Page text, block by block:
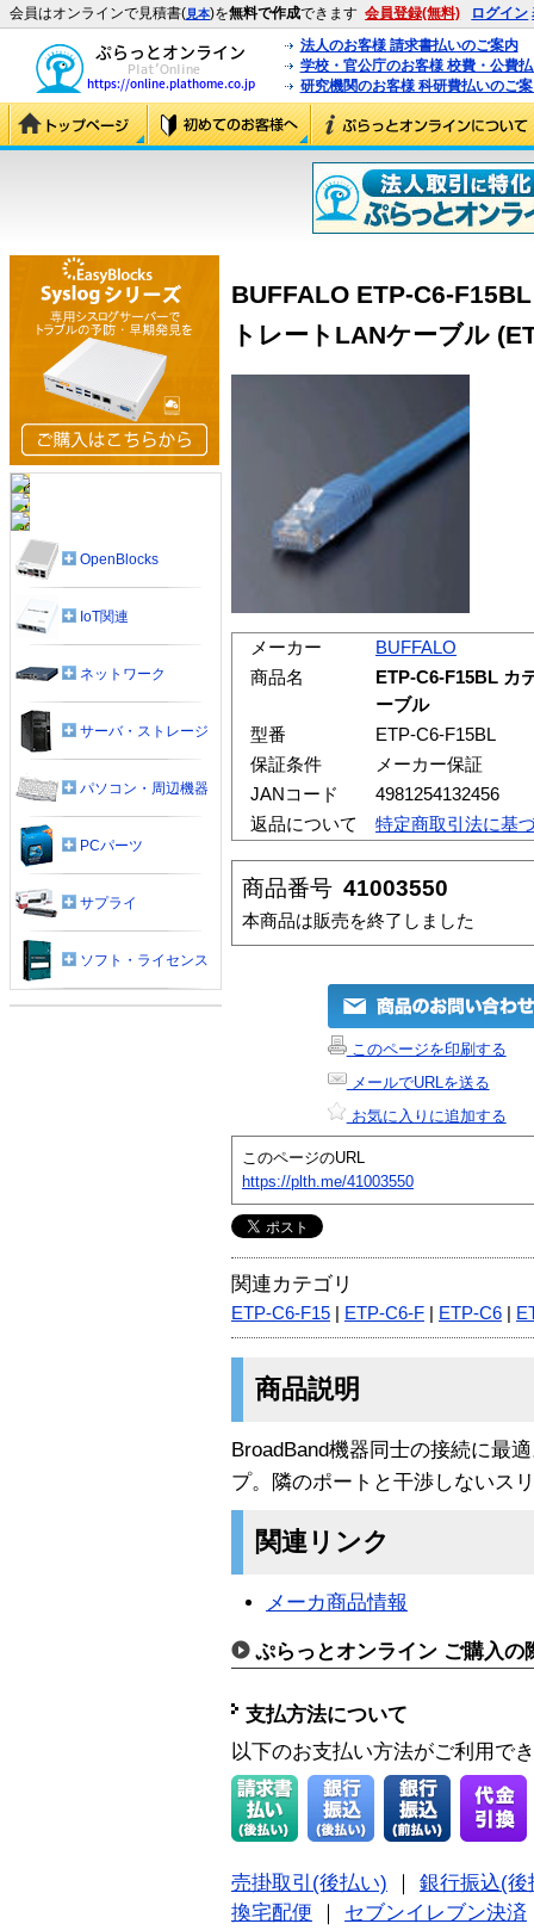
会員はオンラインで見積書(見本)を無料で作成できます 会員登録(無料) ログイン
法人のお客様 請求書払いのご案内
学校・官公庁のお客様 校費・公費
研究機関のお客様 科研費払いのご
BUFFALO ETP-C6-
トレートLANケーブル
メーカー
BUFFALO
商品名
ETP-C6-F15BL カ
ーブル
型番
ETP-C6-F15BL
保証条件
メーカー保証
JANコード
4981254132456
返品について
特定商取引法に基
商品番号 41003550
本商品は販売を終了しました
このページを印刷する
メールでURLを送る
お気に入りに追加する
このページのURL
https://plth.me/41003550
関連カテゴリ
ETP-C6-F15 ETP-C6-F ETP-C6
商品説明
BroadBand機器同士の接続に最
プ。隣のポートと干渉しないス
関連リンク
メーカ商品情報
ぷらっとオンライン ご購入の
支払方法について
以下のお支払い方法がご利用で
売掛取引(後払い)
銀行振込(後
換宅配便
セブンイレブン決済
OpenBlocks
IoT関連
ネットワーク
サーバ・ストレージ
パソコン・周辺機器
PCパーツ
サプライ
ソフト・ライセンス